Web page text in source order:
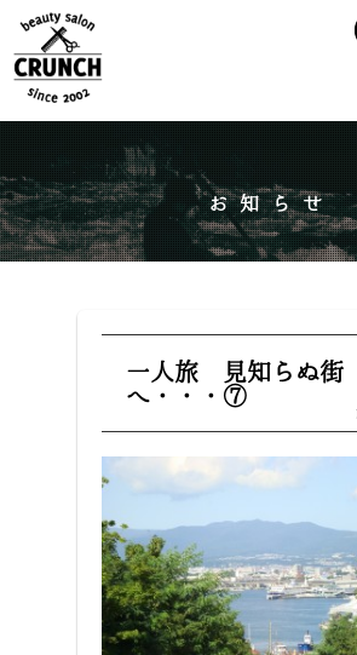
お知らせ
一人旅 見知らぬ街
へ・・・⑦